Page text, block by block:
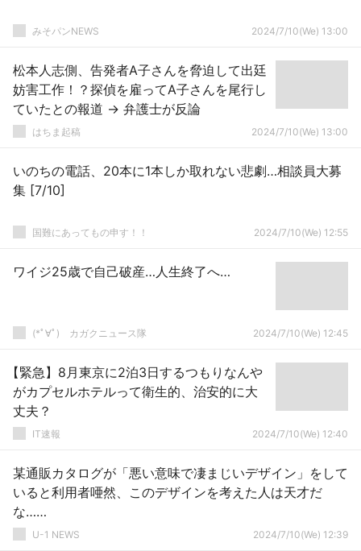
みそパンNEWS 2024/7/10(We) 13:00
松本人志側、告発者A子さんを脅迫して出廷
妨害工作！？探偵を雇ってA子さんを尾行し
ていたとの報道 → 弁護士が反論
はちま起稿 2024/7/10(We) 13:00
いのちの電話、20本に1本しか取れない悲劇…相談員大募
集 [7/10]
国難にあってもの申す！！ 2024/7/10(We) 12:55
ワイジ25歳で自己破産…人生終了へ…
(*ﾟ∀ﾟ)ゞカガクニュース隊 2024/7/10(We) 12:45
【緊急】8月東京に2泊3日するつもりなんや
がカプセルホテルって衛生的、治安的に大
丈夫？
IT速報 2024/7/10(We) 12:40
某通販カタログが「悪い意味で凄まじいデザイン」をして
いると利用者唖然、このデザインを考えた人は天才だ
な……
U-1 NEWS 2024/7/10(We) 12:39